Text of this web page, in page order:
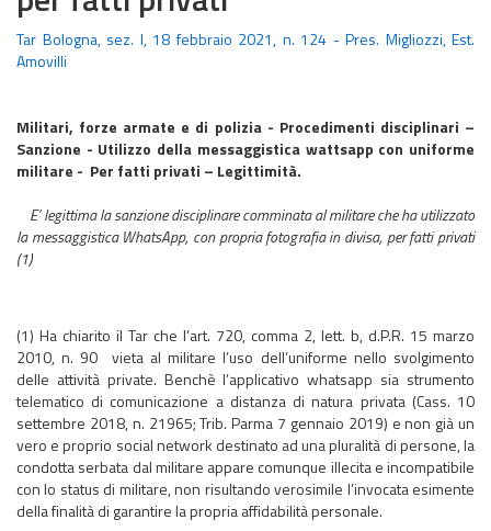
Tar Bologna, sez. I, 18 febbraio 2021, n. 124 - Pres. Migliozzi, Est.
Amovilli
Militari, forze armate e di polizia - Procedimenti disciplinari –
Sanzione - Utilizzo della messaggistica wattsapp con uniforme
militare - Per fatti privati – Legittimità.
E’ legittima la sanzione disciplinare comminata al militare che ha utilizzato
la messaggistica WhatsApp, con propria fotografia in divisa, per fatti privati
(1)
(1) Ha chiarito il Tar che l’art. 720, comma 2, lett. b, d.P.R. 15 marzo
2010, n. 90 vieta al militare l’uso dell’uniforme nello svolgimento
delle attività private. Benchè l’applicativo whatsapp sia strumento
telematico di comunicazione a distanza di natura privata (Cass. 10
settembre 2018, n. 21965; Trib. Parma 7 gennaio 2019) e non già un
vero e proprio social network destinato ad una pluralità di persone, la
condotta serbata dal militare appare comunque illecita e incompatibile
con lo status di militare, non risultando verosimile l’invocata esimente
della finalità di garantire la propria affidabilità personale.